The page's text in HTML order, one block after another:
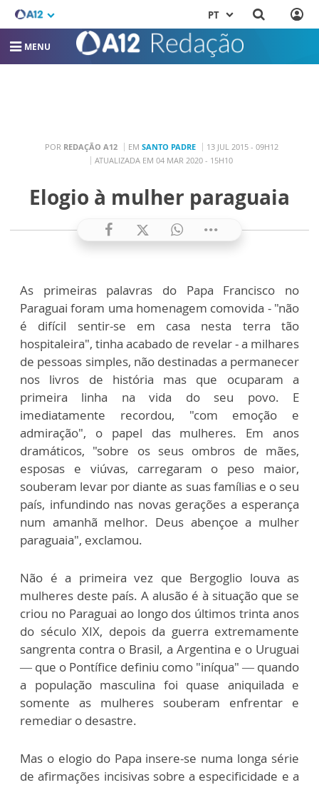
PT
MENU
POR REDAÇÃO A12 EM SANTO PADRE
13 JUL 2015 - 09H12
ATUALIZADA EM 04 MAR 2020 - 15H10
Elogio à mulher paraguaia
As primeiras palavras do Papa Francisco no
Paraguai foram uma homenagem comovida - "não
é difícil sentir-se em casa nesta terra tão
hospitaleira", tinha acabado de revelar - a milhares
de pessoas simples, não destinadas a permanecer
nos livros de história mas que ocuparam a
primeira linha na vida do seu povo. E
imediatamente recordou, "com emoção e
admiração", o papel das mulheres. Em anos
dramáticos, "sobre os seus ombros de mães,
esposas e viúvas, carregaram o peso maior,
souberam levar por diante as suas famílias e o seu
país, infundindo nas novas gerações a esperança
num amanhã melhor. Deus abençoe a mulher
paraguaia", exclamou.
Não é a primeira vez que Bergoglio louva as
mulheres deste país. A alusão é à situação que se
criou no Paraguai ao longo dos últimos trinta anos
do século XIX, depois da guerra extremamente
sangrenta contra o Brasil, a Argentina e o Uruguai
— que o Pontífice definiu como "iníqua" — quando
a população masculina foi quase aniquilada e
somente as mulheres souberam enfrentar e
remediar o desastre.
Mas o elogio do Papa insere-se numa longa série
de afirmações incisivas sobre a especificidade e a